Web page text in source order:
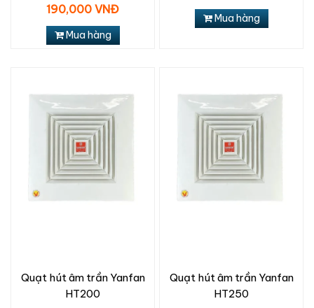
190,000 VNĐ
Mua hàng
Mua hàng
Quạt hút âm trần Yanfan
HT200
Quạt hút âm trần Yanfan
HT250